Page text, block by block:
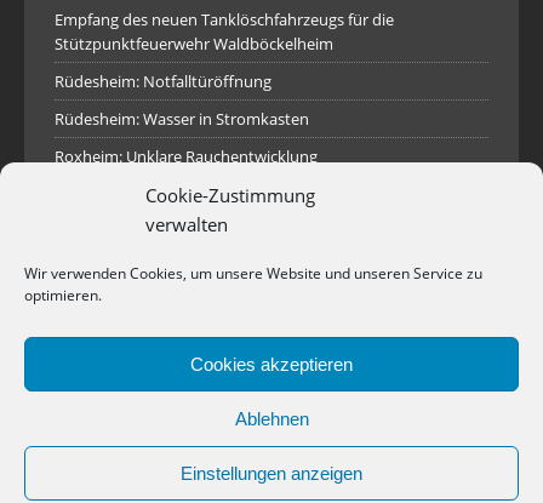
Cookie-Zustimmung
verwalten
Wir verwenden Cookies, um unsere Website und unseren Service zu
optimieren.
Cookies akzeptieren
Ablehnen
Einstellungen anzeigen
Empfang des neuen Tanklöschfahrzeugs für die
Stützpunktfeuerwehr Waldböckelheim
Rüdesheim: Notfalltüröffnung
Rüdesheim: Wasser in Stromkasten
Roxheim: Unklare Rauchentwicklung
Sprendlingen: Überörtliche Hilfe bei Industriebrand in
Sprendlingen
Rüdesheim: Aufgerissener Dieseltank
Industriepark Pferdsfeld: Brand eines Holzpolter